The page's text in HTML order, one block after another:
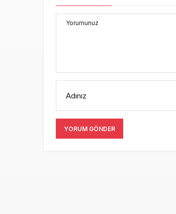
Yorumunuz
Adınız
YORUM GÖNDER